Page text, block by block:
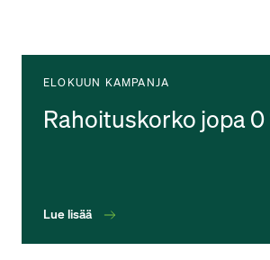
ELOKUUN KAMPANJA
Rahoituskorko jopa
Lue lisää